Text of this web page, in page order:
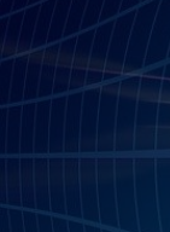
Zum
Inhalt
springen